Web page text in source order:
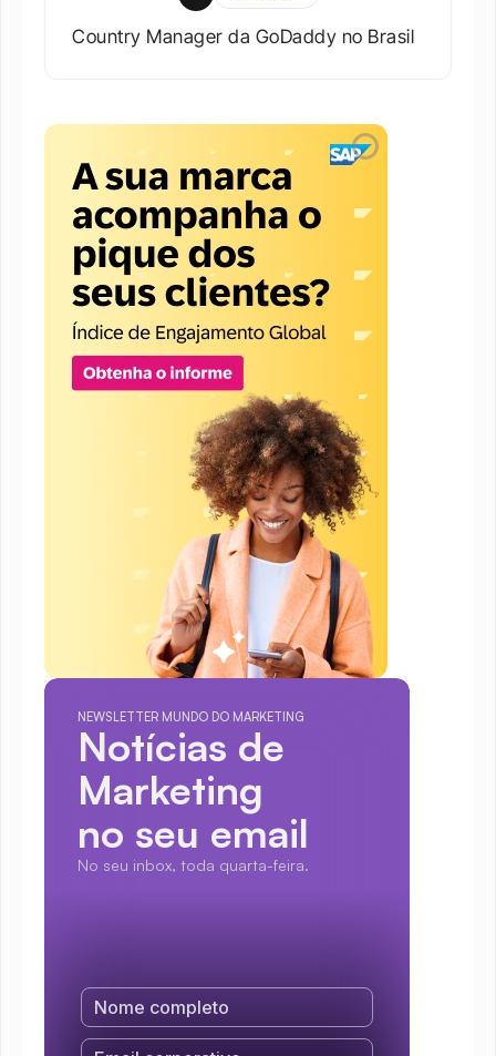
Country Manager da GoDaddy no Brasil
NEWSLETTER MUNDO DO MARKETING
Notícias de
Marketing
no seu email
No seu inbox, toda quarta-feira.